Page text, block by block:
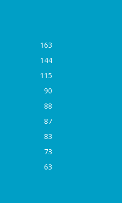
163
144
115
90
88
87
83
73
63